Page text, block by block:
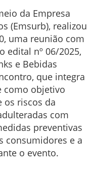
da Empresa
(Emsurb), realizou
uma reunião com
edital nº 06/2025,
e Bebidas
que integra
como objetivo
os riscos da
com
preventivas
consumidores e a
o evento.